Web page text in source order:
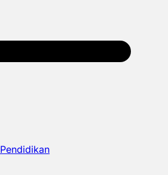
Pendidikan